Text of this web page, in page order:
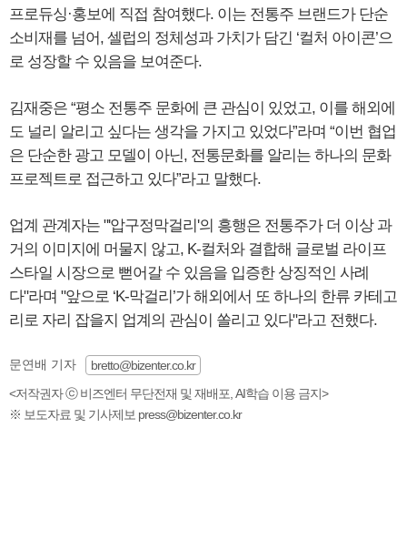
프로듀싱·홍보에 직접 참여했다. 이는 전통주 브랜드가 단순
소비재를 넘어, 셀럽의 정체성과 가치가 담긴 ‘컬처 아이콘’으
로 성장할 수 있음을 보여준다.
김재중은 “평소 전통주 문화에 큰 관심이 있었고, 이를 해외에
도 널리 알리고 싶다는 생각을 가지고 있었다”라며 “이번 협업
은 단순한 광고 모델이 아닌, 전통문화를 알리는 하나의 문화
프로젝트로 접근하고 있다”라고 말했다.
업계 관계자는 "'압구정막걸리'의 흥행은 전통주가 더 이상 과
거의 이미지에 머물지 않고, K-컬처와 결합해 글로벌 라이프
스타일 시장으로 뻗어갈 수 있음을 입증한 상징적인 사례
다"라며 "앞으로 ‘K-막걸리’가 해외에서 또 하나의 한류 카테고
리로 자리 잡을지 업계의 관심이 쏠리고 있다"라고 전했다.
문연배 기자
bretto@bizenter.co.kr
<저작권자 ⓒ 비즈엔터 무단전재 및 재배포, AI학습 이용 금지>
※ 보도자료 및 기사제보 press@bizenter.co.kr